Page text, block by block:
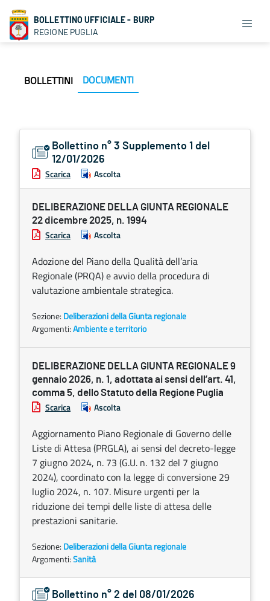
BOLLETTINO UFFICIALE - BURP
REGIONE PUGLIA
BOLLETTINI DOCUMENTI
Bollettino n° 3 Supplemento 1 del
12/01/2026
Scarica Ascolta
DELIBERAZIONE DELLA GIUNTA REGIONALE
22 dicembre 2025, n. 1994
Scarica Ascolta
Adozione del Piano della Qualità dell’aria
Regionale (PRQA) e avvio della procedura di
valutazione ambientale strategica.
Sezione: Deliberazioni della Giunta regionale
Argomenti:Ambiente e territorio
DELIBERAZIONE DELLA GIUNTA REGIONALE 9
gennaio 2026, n. 1, adottata ai sensi dell’art. 41,
comma 5, dello Statuto della Regione Puglia
Scarica Ascolta
Aggiornamento Piano Regionale di Governo delle
Liste di Attesa (PRGLA), ai sensi del decreto-legge
7 giugno 2024, n. 73 (G.U. n. 132 del 7 giugno
2024), coordinato con la legge di conversione 29
luglio 2024, n. 107. Misure urgenti per la
riduzione dei tempi delle liste di attesa delle
prestazioni sanitarie.
Sezione: Deliberazioni della Giunta regionale
Argomenti:Sanità
Bollettino n° 2 del 08/01/2026